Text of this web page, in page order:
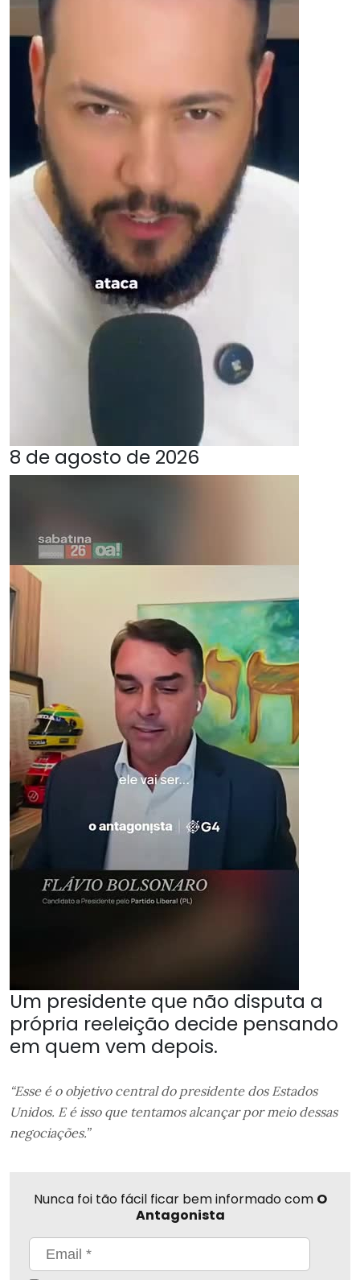
8 de agosto de 2026
Um presidente que não disputa a
própria reeleição decide pensando
em quem vem depois.
“Esse é o objetivo central do presidente dos Estados
Unidos. E é isso que tentamos alcançar por meio dessas
negociações.”
Nunca foi tão fácil ficar bem informado com O
Antagonista